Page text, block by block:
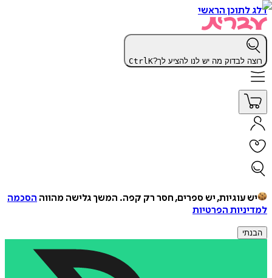
דלג לתוכן הראשי
רוצה לבדוק מה יש לנו להציע לך? CtrlK
יש עוגיות, יש ספרים, חסר רק קפה. המשך גלישה מהווה הסכמה
למדיניות הפרטיות
הבנתי